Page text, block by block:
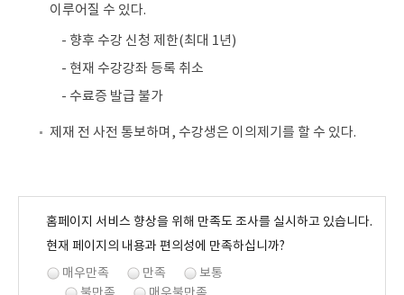
이루어질 수 있다.
- 향후 수강 신청 제한(최대 1년)
- 현재 수강강좌 등록 취소
- 수료증 발급 불가
제재 전 사전 통보하며, 수강생은 이의제기를 할 수 있다.
홈페이지 서비스 향상을 위해 만족도 조사를 실시하고 있습니다.
현재 페이지의 내용과 편의성에 만족하십니까?
매우만족
만족
보통